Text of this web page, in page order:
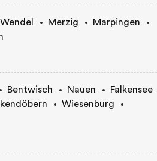
Merzig
Marpingen
Bentwisch Nauen
Falkensee
Wiesenburg